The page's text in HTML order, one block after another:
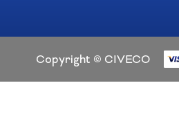
Copyright © CIVECO